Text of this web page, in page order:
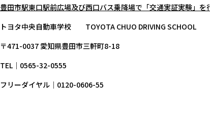
豊田市駅東口駅前広場及び西口バス乗降場で「交通実証実験
トヨタ中央自動車学校 TOYOTA CHUO DRIVING SCHOOL
〒471-0037 愛知県豊田市三軒町8-18
TEL｜0565-32-0555
フリーダイヤル｜0120-0606-55